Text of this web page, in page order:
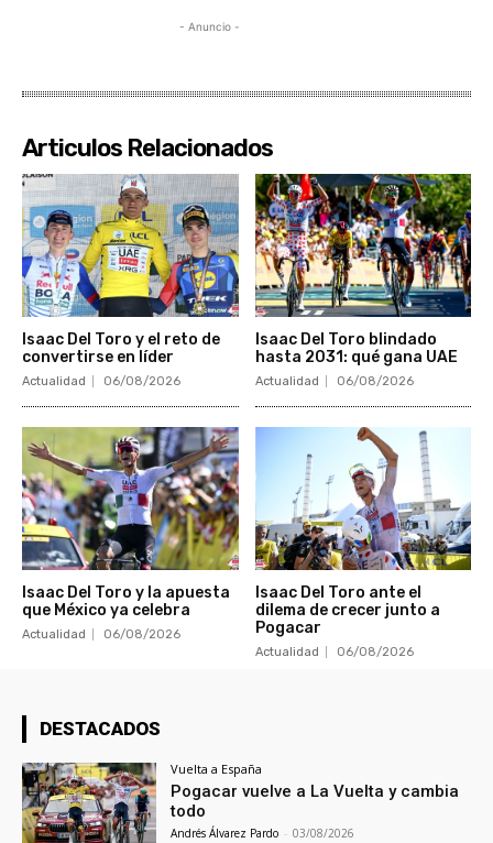
- Anuncio -
Articulos Relacionados
Isaac Del Toro y el reto de
convertirse en líder
Actualidad 06/08/2026
Isaac Del Toro blindado
hasta 2031: qué gana UAE
Actualidad 06/08/2026
Isaac Del Toro y la apuesta
que México ya celebra
Actualidad 06/08/2026
Isaac Del Toro ante el
dilema de crecer junto a
Pogacar
Actualidad 06/08/2026
DESTACADOS
Vuelta a España
Pogacar vuelve a La Vuelta y cambia
todo
Andrés Álvarez Pardo - 03/08/2026